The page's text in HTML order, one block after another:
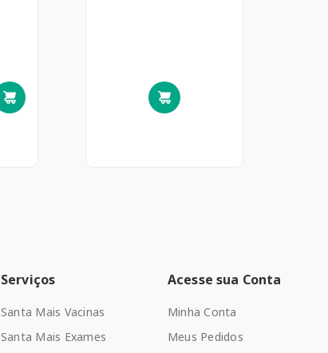
Serviços
Santa Mais Vacinas
Santa Mais Exames
Acesse sua Conta
Minha Conta
Meus Pedidos